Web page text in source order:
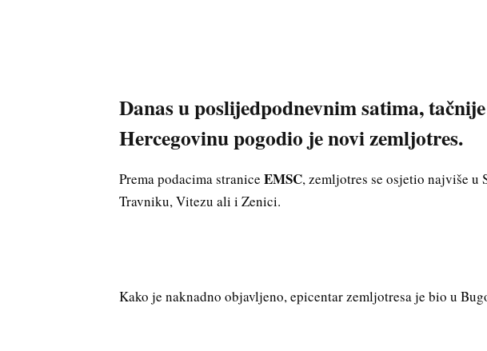
Danas u poslijedpodnevnim satima,
Hercegovinu pogodio je novi zemljotres.
Prema podacima straniceEMSC, zemljotres se osjetio najviše
Travniku, Vitezu ali i Zenici.
Kako je naknadno objavljeno, epicentar zemljotresa je bio u